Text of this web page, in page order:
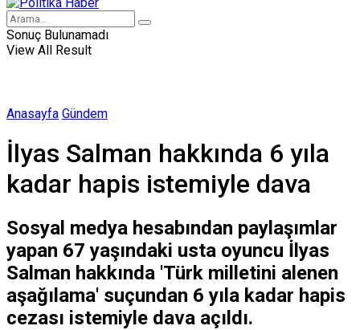
Sonuç Bulunamadı
View All Result
Anasayfa Gündem
İlyas Salman hakkında 6 yıla
kadar hapis istemiyle dava
Sosyal medya hesabından paylaşımlar
yapan 67 yaşındaki usta oyuncu İlyas
Salman hakkında 'Türk milletini alenen
aşağılama' suçundan 6 yıla kadar hapis
cezası istemiyle dava açıldı.